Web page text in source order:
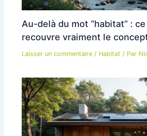
Au-delà du mot “habitat” :
recouvre vraiment le
Laisser un commentaire / Habitat / Par